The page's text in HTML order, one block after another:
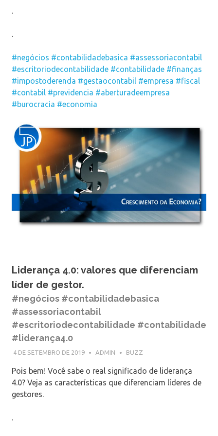
.
.
#negócios #contabilidadebasica #assessoriacontabil
#escritoriodecontabilidade #contabilidade #finanças
#impostoderenda #gestaocontabil #empresa #fiscal
#contabil #previdencia #aberturadeempresa
#burocracia #economia
Liderança 4.0: valores que diferenciam
líder de gestor.
#negócios #contabilidadebasica
#assessoriacontabil
#escritoriodecontabilidade #contabilidade
#liderança4.0
4 DE SETEMBRO DE 2019 ADMIN BUZZ
Pois bem! Você sabe o real significado de liderança
4.0? Veja as características que diferenciam líderes de
gestores.
.